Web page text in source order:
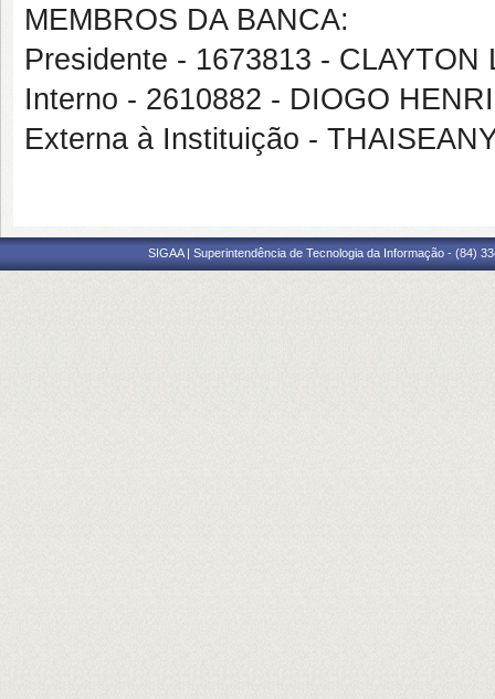
MEMBROS DA BANCA:
Presidente - 1673813 - CLAYTON
Interno - 2610882 - DIOGO
Externa à Instituição -
SIGAA | Superintendência de Tecnologia da Informação - (84)